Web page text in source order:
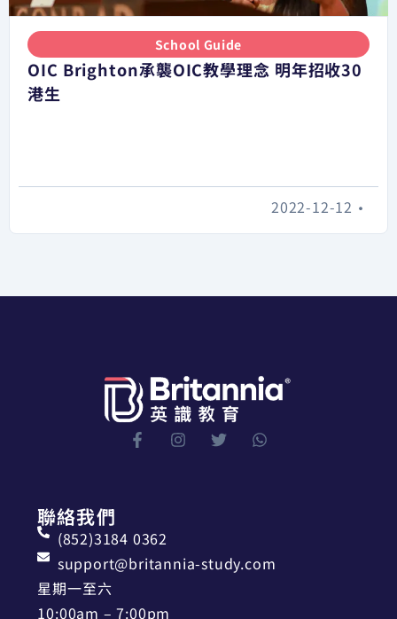
School Guide
OIC Brighton承襲OIC教學理念 明年招收30
港生
•
2022-12-12
聯絡我們
(852)3184 0362
support@britannia-study.com
星期一至六
10:00am – 7:00pm